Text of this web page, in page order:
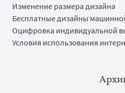
Изменение размера дизайна
Бесплатные дизайны
Оцифровка индивидуальной
Условия использования